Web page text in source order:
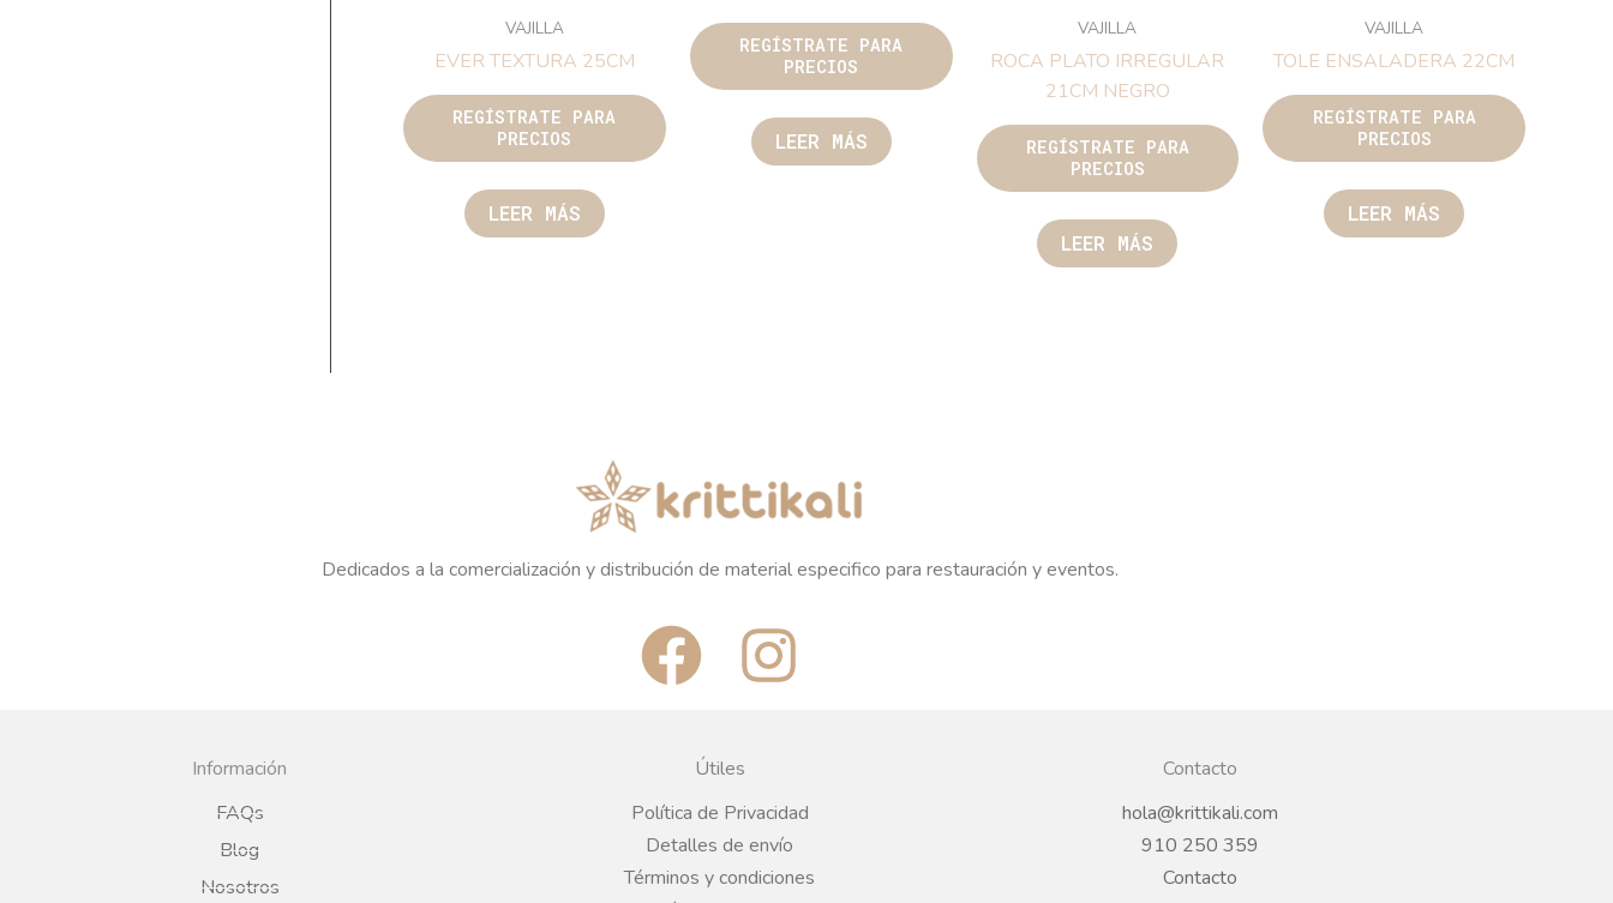
VAJILLA
EVER TEXTURA 25CM
REGÍSTRATE PARA
PRECIOS
LEER MÁS
REGÍSTRATE PARA
PRECIOS
LEER MÁS
VAJILLA
ROCA PLATO IRREGULAR
21CM NEGRO
REGÍSTRATE PARA
PRECIOS
LEER MÁS
VAJILLA
TOLE ENSALADERA 22CM
REGÍSTRATE PARA
PRECIOS
LEER MÁS
Dedicados a la comercialización y distribución de material especifico para restauración y eventos.
F
a
c
e
b
I
n
t
a
Información
FAQs
Blog
Nosotros
Útiles
Política de Privacidad
Detalles de envío
Términos y condiciones
Contacto
hola@krittikali.com
910 250 359
Contacto